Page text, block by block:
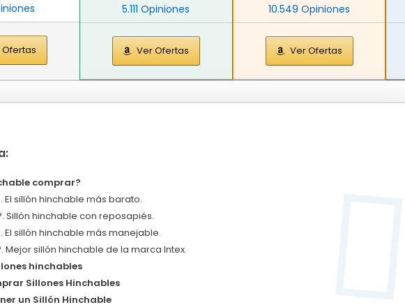
Ofertas
5.111 Opiniones
Ver Ofertas
10.549 Opiniones
Ver Ofertas
comprar?
El sillón hinchable más barato.
Sillón hinchable con reposapiés.
El sillón hinchable más manejable.
Mejor sillón hinchable de la marca Intex.
hinchables
Sillones Hinchables
un Sillón Hinchable